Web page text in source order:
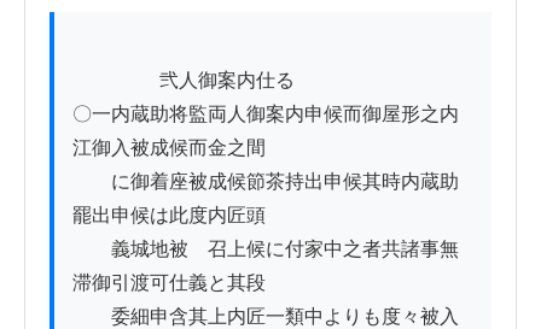
〇一内蔵助将監両人御案内申候而御屋形之内
江御入被成候而金之間
に御着座被成候節茶持出申候其時内蔵助
罷出申候は此度内匠頭
義城地被　召上候に付家中之者共諸事無
滞御引渡可仕義と其段
委細申含其上内匠一類中よりも度々被入